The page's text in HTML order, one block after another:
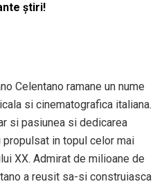
știri!
Celentano ramane un nume
si cinematografica italiana.
si pasiunea si dedicarea
in topul celor mai
XX. Admirat de milioane de
a reusit sa-si construiasca